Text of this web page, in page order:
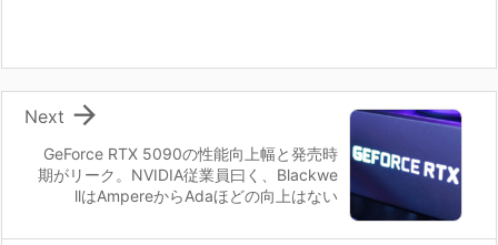
GeForce RTX 5090の性能向上幅と発売時
期がリーク。NVIDIA従業員曰く、Blackwe
llはAmpereからAdaほどの向上はない

Next